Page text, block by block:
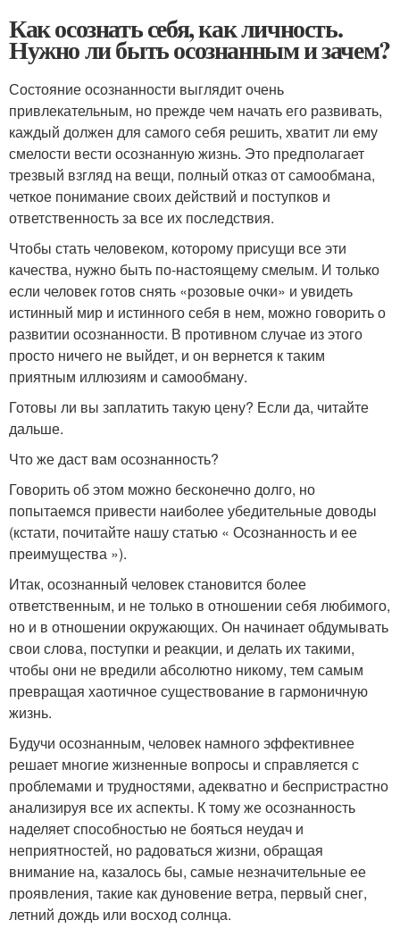
Как осознать себя, как личность.
Нужно ли быть осознанным и зачем?
Состояние осознанности выглядит очень
привлекательным, но прежде чем начать его развивать,
каждый должен для самого себя решить, хватит ли ему
смелости вести осознанную жизнь. Это предполагает
трезвый взгляд на вещи, полный отказ от самообмана,
четкое понимание своих действий и поступков и
ответственность за все их последствия.
Чтобы стать человеком, которому присущи все эти
качества, нужно быть по-настоящему смелым. И только
если человек готов снять «розовые очки» и увидеть
истинный мир и истинного себя в нем, можно говорить о
развитии осознанности. В противном случае из этого
просто ничего не выйдет, и он вернется к таким
приятным иллюзиям и самообману.
Готовы ли вы заплатить такую цену? Если да, читайте
дальше.
Что же даст вам осознанность?
Говорить об этом можно бесконечно долго, но
попытаемся привести наиболее убедительные доводы
(кстати, почитайте нашу статью « Осознанность и ее
преимущества »).
Итак, осознанный человек становится более
ответственным, и не только в отношении себя любимого,
но и в отношении окружающих. Он начинает обдумывать
свои слова, поступки и реакции, и делать их такими,
чтобы они не вредили абсолютно никому, тем самым
превращая хаотичное существование в гармоничную
жизнь.
Будучи осознанным, человек намного эффективнее
решает многие жизненные вопросы и справляется с
проблемами и трудностями, адекватно и беспристрастно
анализируя все их аспекты. К тому же осознанность
наделяет способностью не бояться неудач и
неприятностей, но радоваться жизни, обращая
внимание на, казалось бы, самые незначительные ее
проявления, такие как дуновение ветра, первый снег,
летний дождь или восход солнца.